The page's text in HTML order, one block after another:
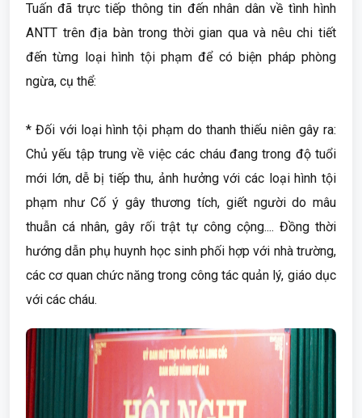
Tuấn đã trực tiếp thông tin đến nhân dân về tình hình
ANTT trên địa bàn trong thời gian qua và nêu chi tiết
đến từng loại hình tội phạm để có biện pháp phòng
ngừa, cụ thể:
* Đối với loại hình tội phạm do thanh thiếu niên gây ra:
Chủ yếu tập trung về việc các cháu đang trong độ tuổi
mới lớn, dễ bị tiếp thu, ảnh hưởng với các loại hình tội
phạm như Cố ý gây thương tích, giết người do mâu
thuẫn cá nhân, gây rối trật tự công cộng.... Đồng thời
hướng dẫn phụ huynh học sinh phối hợp với nhà trường,
các cơ quan chức năng trong công tác quản lý, giáo dục
với các cháu.